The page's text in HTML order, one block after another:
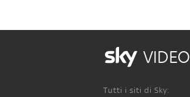
VIDEO
Tutti i siti di Sky: